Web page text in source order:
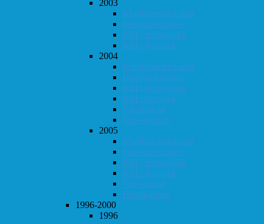
2003
Klubbmesterskapet
Høstturneringen
KM i hurtigsjakk
KM i lynsjakk
2004
Klubbmesterskapet
Høstturneringen
KM i hurtigsjakk
KM i lynsjakk
Vår-konrad
Høst-konrad
2005
Klubbmesterskapet
Høstturneringen
KM i hurtigsjakk
KM i lynsjakk
Vår-konrad
Høst-konrad
1996-2000
1996